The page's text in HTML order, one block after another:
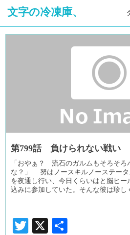
文字の冷凍庫、
第799話 負けられない戦い
「おやぁ？ 流石のガルムもそろそろ
な？」 努はノースキルノーステータ
を夜通し行い、今日くらいはと脳ヒー
込みに参加していた。そんな彼は珍
Twitter
X